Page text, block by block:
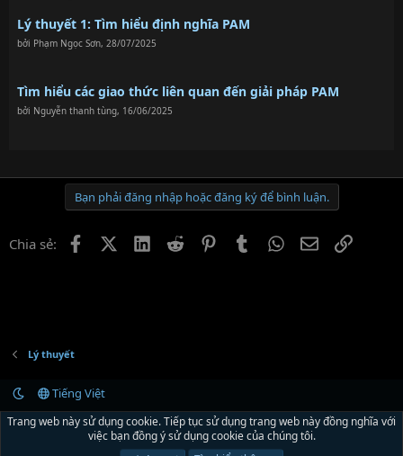
Lý thuyết 1: Tìm hiểu định nghĩa PAM
bởi Phạm Ngọc Sơn, 28/07/2025
Tìm hiểu các giao thức liên quan đến giải pháp PAM
bởi Nguyễn thanh tùng, 16/06/2025
Bạn phải đăng nhập hoặc đăng ký để bình luận.
Chia sẻ: FacebookX (Twitter)
LinkedIn
Reddit PinterestTumblrWhatsApp
EmailLink
Lý thuyết
Tiếng Việt
Liên hệ
Quy định và Nội quy Chính sách bảo mật Trợ giúp
R
Community platform by XenForo® © 2010-2024 XenForo Ltd.
Trang web này sử dụng cookie. Tiếp tục sử dụng trang web này đồng nghĩa với
việc bạn đồng ý sử dụng cookie của chúng tôi.